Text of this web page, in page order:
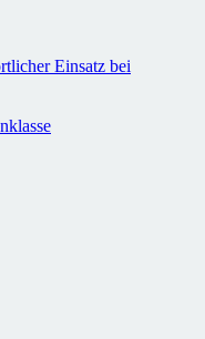
Einsatz bei